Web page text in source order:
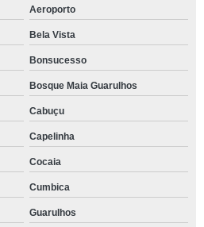
Aeroporto
Bela Vista
Bonsucesso
Bosque Maia Guarulhos
Cabuçu
Capelinha
Cocaia
Cumbica
Guarulhos